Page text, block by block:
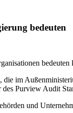
bedeuten
bedeuten
im
Purview Audit
und